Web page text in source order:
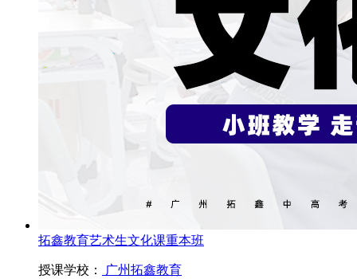
拓鑫教育艺术生文化课重本班
授课学校： 广州拓鑫教育